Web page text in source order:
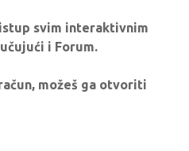
svim interaktivnim
i Forum.
možeš ga otvoriti